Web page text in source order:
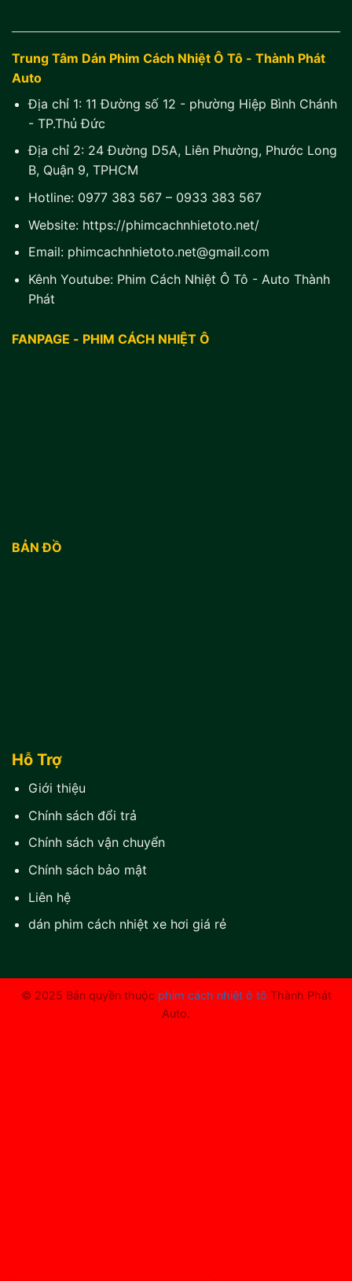
Trung Tâm Dán Phim Cách Nhiệt Ô Tô - Thành Phát
Auto
Địa chỉ 1: 11 Đường số 12 - phường Hiệp Bình Chánh
- TP.Thủ Đức
Địa chỉ 2: 24 Đường D5A, Liên Phường, Phước Long
B, Quận 9, TPHCM
Hotline: 0977 383 567– 0933 383 567
Website: https://phimcachnhietoto.net/
Email: phimcachnhietoto.net@gmail.com
Kênh Youtube: Phim Cách Nhiệt Ô Tô - Auto Thành
Phát
FANPAGE - PHIM CÁCH NHIỆT Ô
BẢN ĐỒ
Hỗ Trợ
Giới thiệu
Chính sách đổi trả
Chính sách vận chuyển
Chính sách bảo mật
Liên hệ
dán phim cách nhiệt xe hơi giá rẻ
© 2025 Bản quyền thuộc phim cách nhiệt ô tô Thành Phát
Auto.